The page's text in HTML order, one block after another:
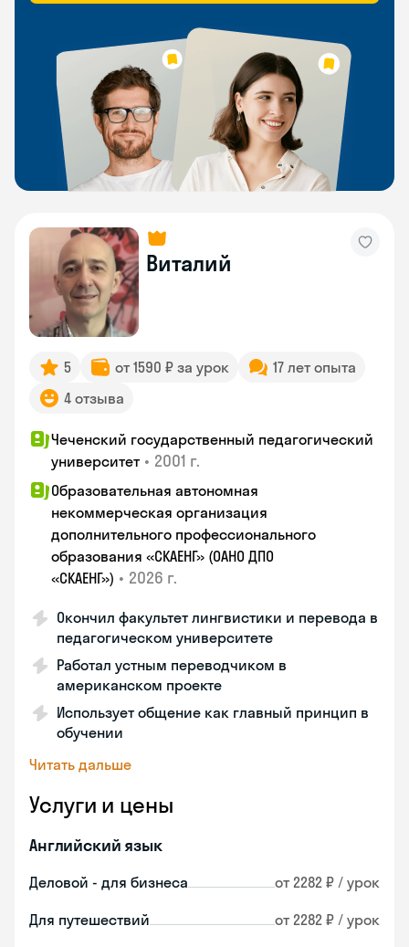
Виталий
5 от 1590 ₽ за урок
17 лет опыта
4 отзыва
Чеченский государственный педагогический
университет • 2001 г.
Образовательная автономная
некоммерческая организация
дополнительного профессионального
образования «СКАЕНГ» (ОАНО ДПО
«СКАЕНГ») • 2026 г.
Окончил факультет лингвистики и перевода в
педагогическом университете
Работал устным переводчиком в
американском проекте
Использует общение как главный принцип в
обучении
Читать дальше
Услуги и цены
Английский язык
Деловой - для бизнеса от 2282 ₽ / урок
Для путешествий от 2282 ₽ / урок